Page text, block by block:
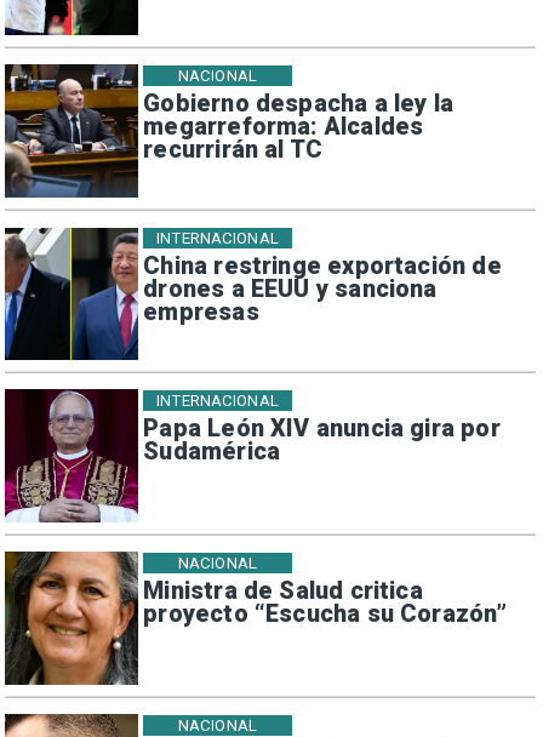
Gobierno despacha a ley la
megarreforma: Alcaldes
recurrirán al TC
NACIONAL
China restringe exportación de
drones a EEUU y sanciona
empresas
INTERNACIONAL
Papa León XIV anuncia gira por
Sudamérica
INTERNACIONAL
Ministra de Salud critica
proyecto “Escucha su Corazón”
NACIONAL
NACIONAL